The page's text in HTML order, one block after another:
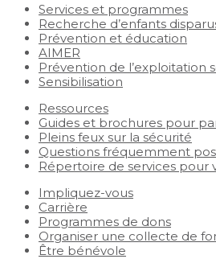
Services et programmes
Recherche d’enfants
Prévention et éducation
AIMER
Prévention de l’exploitation
Sensibilisation
Ressources
Guides et brochures pour
Pleins feux sur la sécurité
Questions fréquemment
Répertoire de services pour
Impliquez-vous
Carrière
Programmes de dons
Organiser une collecte de
Être bénévole